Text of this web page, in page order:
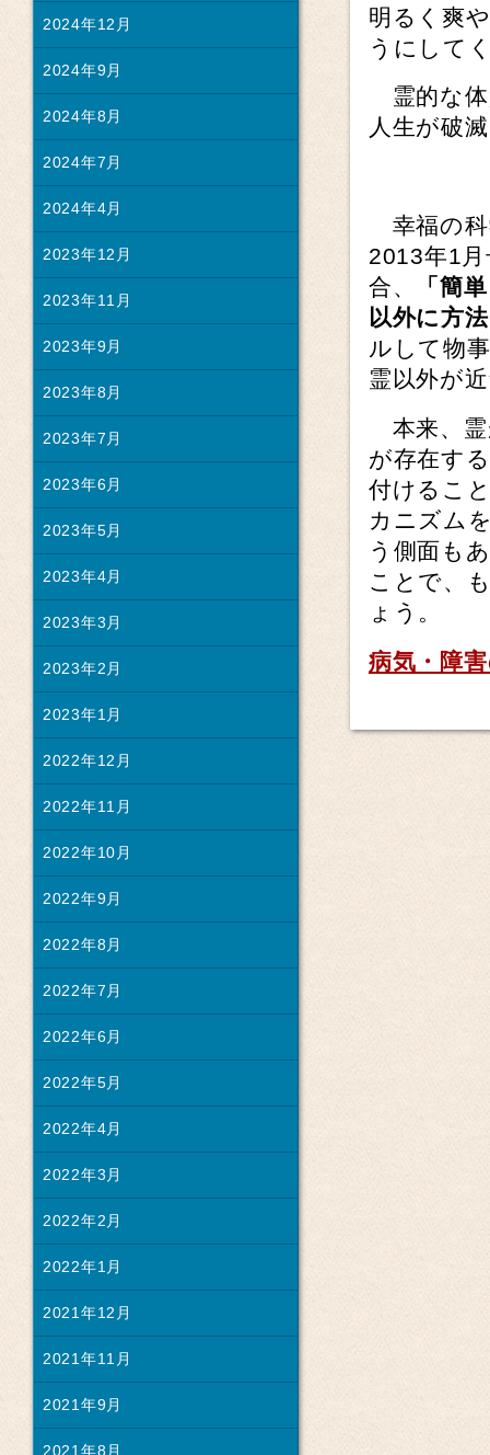
明るく爽
うにして
霊的な体
人生が破
幸福の科
2013年1
合、
「簡
以外に方
ルして物
霊以外が
本来、霊
が存在す
付けるこ
カニズム
う側面も
ことで、
ょう。
病気・障
2024年12月
2024年9月
2024年8月
2024年7月
2024年4月
2023年12月
2023年11月
2023年9月
2023年8月
2023年7月
2023年6月
2023年5月
2023年4月
2023年3月
2023年2月
2023年1月
2022年12月
2022年11月
2022年10月
2022年9月
2022年8月
2022年7月
2022年6月
2022年5月
2022年4月
2022年3月
2022年2月
2022年1月
2021年12月
2021年11月
2021年9月
2021年8月